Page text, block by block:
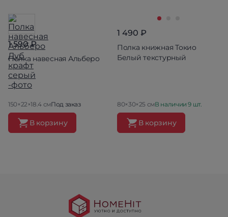
1 590 ₽
Полка навесная Альберо
150×22×18.4 смПод заказ
В корзину
1 490 ₽
Полка книжная Токио
Белый текстурный
80×30×25 смВ наличии 9 шт.
В корзину